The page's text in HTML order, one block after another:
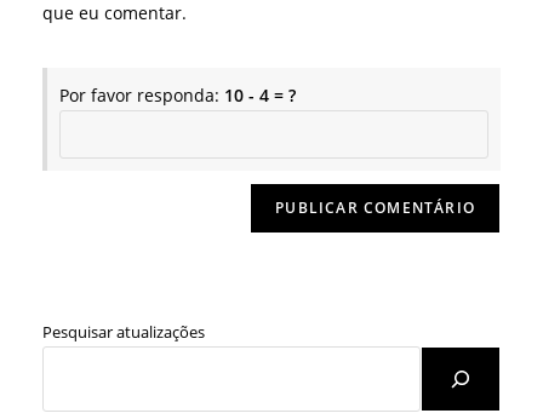
comentar
site
que eu comentar.
Por favor responda: 10 - 4 = ?
Pesquisar atualizações